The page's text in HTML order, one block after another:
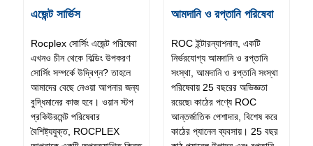
এজেন্ট সার্ভিস
Rocplex সোর্সিং এজেন্ট পরিষেবা
এখনও চীন থেকে বিল্ডিং উপকরণ
সোর্সিং সম্পর্কে উদ্বিগ্ন? তাহলে
আমাদের বেছে নেওয়া আপনার জন্য
বুদ্ধিমানের কাজ হবে। ওয়ান স্টপ
প্রকিউরমেন্ট পরিষেবার
বৈশিষ্ট্যযুক্ত, ROCPLEX
আমদানি ও রপ্তানি পরিষেবা
ROC ইন্টারন্যাশনাল, একটি
নির্ভরযোগ্য আমদানি ও রপ্তানি
সংস্থা, আমদানি ও রপ্তানি সংস্থা
পরিষেবায় 25 বছরের অভিজ্ঞতা
রয়েছে৷ কাঠের পণ্যে ROC
আন্তর্জাতিক পেশাদার, বিশেষ করে
কাঠের প্যানেল ব্যবসায়। 25 বছর